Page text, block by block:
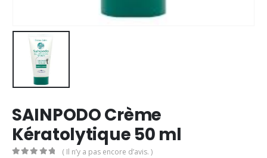
SAINPODO Crème
Kératolytique 50 ml
( Il n’y a pas encore d’avis. )